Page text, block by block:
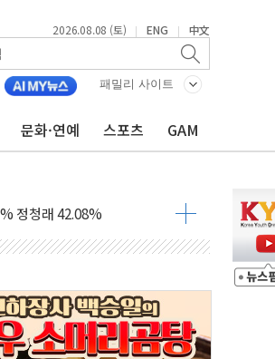
2026.08.08 (토) | ENG | 中文
패밀리 사이트
문화·연예 스포츠 GAM
우 피해·통제구간 없어
45.42% vs 鄭 44.56%
보
vs 42.08%
정청래 42.08%
실화
강한 비 이어져